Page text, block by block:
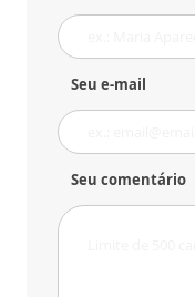
Seu e-mail
Seu comentário